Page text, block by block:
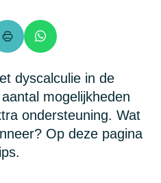
dyscalculie in de
mogelijkheden
ondersteuning. Wat
Op deze pagina